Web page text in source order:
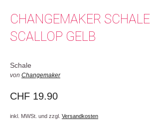
CHANGEMAKER
SCALLOP GELB
Schale
von Changemaker
CHF 19.90
inkl. MWSt. und zzgl. Versandkosten